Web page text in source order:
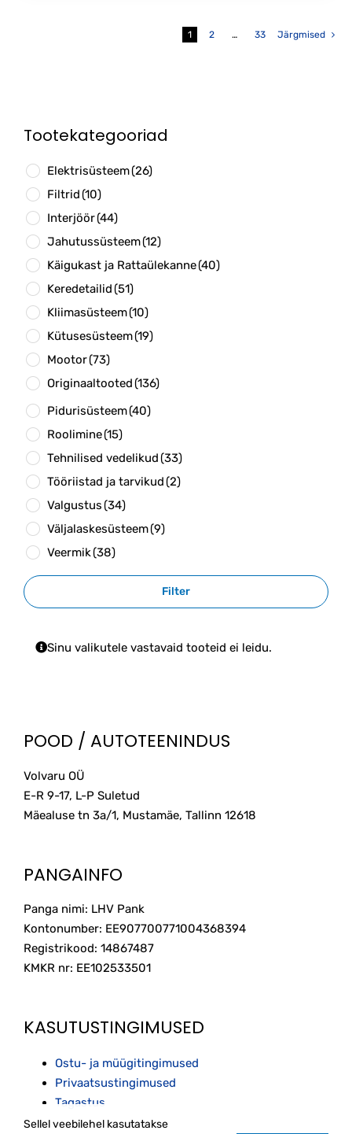
1 2 … 33 Järgmised
Tootekategooriad
Elektrisüsteem(26)
Filtrid(10)
Interjöör(44)
Jahutussüsteem(12)
Käigukast ja Rattaülekanne(40)
Keredetailid(51)
Kliimasüsteem(10)
Kütusesüsteem(19)
Mootor(73)
Originaaltooted(136)
Pidurisüsteem(40)
Roolimine(15)
Tehnilised vedelikud(33)
Tööriistad ja tarvikud(2)
Valgustus(34)
Väljalaskesüsteem(9)
Veermik(38)
Filter
Sinu valikutele vastavaid tooteid ei leidu.
POOD / AUTOTEENINDUS
Volvaru OÜ
E-R 9-17, L-P Suletud
Mäealuse tn 3a/1, Mustamäe, Tallinn 12618
PANGAINFO
Panga nimi: LHV Pank
Kontonumber: EE907700771004368394
Registrikood: 14867487
KMKR nr: EE102533501
KASUTUSTINGIMUSED
Ostu- ja müügitingimused
Privaatsustingimused
Tagastus
Sellel veebilehel kasutatakse